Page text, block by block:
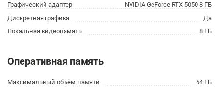
Графический адаптер
NVIDIA GeForce RTX 5050 8 ГБ
Дискретная графика
Да
Локальная видеопамять
8 ГБ
Оперативная память
Максимальный объём памяти
64 ГБ